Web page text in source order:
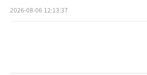
2026-08-06 12:13:37